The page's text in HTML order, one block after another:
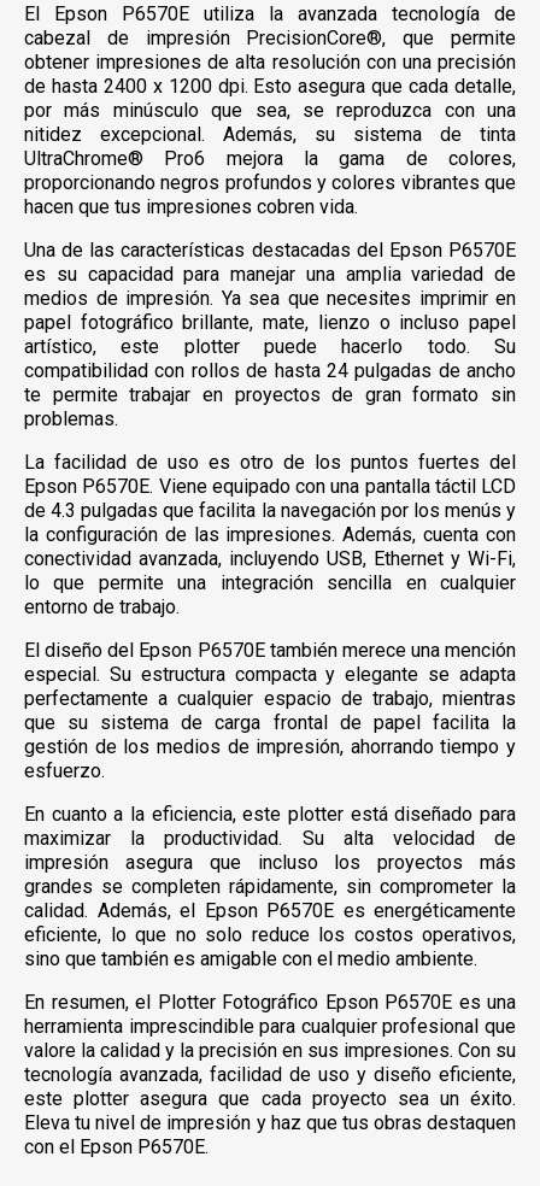
El Epson P6570E utiliza la avanzada tecnología de
cabezal de impresión PrecisionCore®, que permite
obtener impresiones de alta resolución con una precisión
de hasta 2400 x 1200 dpi. Esto asegura que cada detalle,
por más minúsculo que sea, se reproduzca con una
nitidez excepcional. Además, su sistema de tinta
UltraChrome® Pro6 mejora la gama de colores,
proporcionando negros profundos y colores vibrantes que
hacen que tus impresiones cobren vida.
Una de las características destacadas del Epson P6570E
es su capacidad para manejar una amplia variedad de
medios de impresión. Ya sea que necesites imprimir en
papel fotográfico brillante, mate, lienzo o incluso papel
artístico, este plotter puede hacerlo todo. Su
compatibilidad con rollos de hasta 24 pulgadas de ancho
te permite trabajar en proyectos de gran formato sin
problemas.
La facilidad de uso es otro de los puntos fuertes del
Epson P6570E. Viene equipado con una pantalla táctil LCD
de 4.3 pulgadas que facilita la navegación por los menús y
la configuración de las impresiones. Además, cuenta con
conectividad avanzada, incluyendo USB, Ethernet y Wi-Fi,
lo que permite una integración sencilla en cualquier
entorno de trabajo.
El diseño del Epson P6570E también merece una mención
especial. Su estructura compacta y elegante se adapta
perfectamente a cualquier espacio de trabajo, mientras
que su sistema de carga frontal de papel facilita la
gestión de los medios de impresión, ahorrando tiempo y
esfuerzo.
En cuanto a la eficiencia, este plotter está diseñado para
maximizar la productividad. Su alta velocidad de
impresión asegura que incluso los proyectos más
grandes se completen rápidamente, sin comprometer la
calidad. Además, el Epson P6570E es energéticamente
eficiente, lo que no solo reduce los costos operativos,
sino que también es amigable con el medio ambiente.
En resumen, el Plotter Fotográfico Epson P6570E es una
herramienta imprescindible para cualquier profesional que
valore la calidad y la precisión en sus impresiones. Con su
tecnología avanzada, facilidad de uso y diseño eficiente,
este plotter asegura que cada proyecto sea un éxito.
Eleva tu nivel de impresión y haz que tus obras destaquen
con el Epson P6570E.